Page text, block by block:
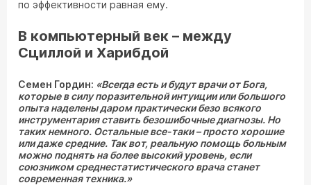
по эффективности равная ему.
В компьютерный век – между
Сциллой и Харибдой
Семен Гордин: «Всегда есть и будут врачи от Бога,
которые в силу поразительной интуиции или большого
опыта наделены даром практически безо всякого
инструментария ставить безошибочные диагнозы. Но
таких немного. Остальные все-таки – просто хорошие
или даже средние. Так вот, реальную помощь больным
можно поднять на более высокий уровень, если
союзником среднестатистического врача станет
современная техника.»